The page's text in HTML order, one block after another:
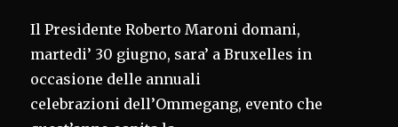
Il Presidente Roberto Maroni domani,
martedi’ 30 giugno, sara’ a Bruxelles in
occasione delle annuali
celebrazioni dell’Ommegang, evento che